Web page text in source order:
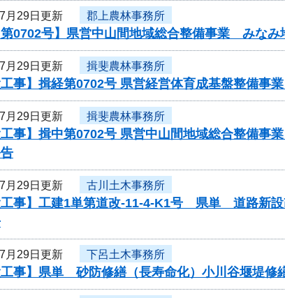
月29日更新 郡上農林事務所
第0702号】県営中山間地域総合整備事業 みな
月29日更新 揖斐農林事務所
工事】揖経第0702号 県営経営体育成基盤整備事
月29日更新 揖斐農林事務所
工事】揖中第0702号 県営中山間地域総合整備事
月29日更新 古川土木事務所
工事】工建1単第道改-11-4-K1号 県単 道路新
月29日更新 下呂土木事務所
工事】県単 砂防修繕（長寿命化）小川谷堰堤